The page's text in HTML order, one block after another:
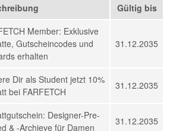
Gültig bis
Member: Exklusive
Gutscheincodes und
erhalten
31.12.2035
Dir als Student jetzt 10%
bei FARFETCH
31.12.2035
Designer-Pre-
& -Archieve für Damen
31.12.2035